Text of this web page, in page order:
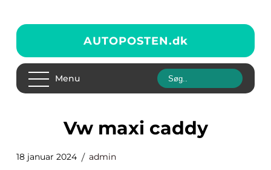
AUTOPOSTEN.dk
Menu
vw maxi caddy
18 januar 2024 admin